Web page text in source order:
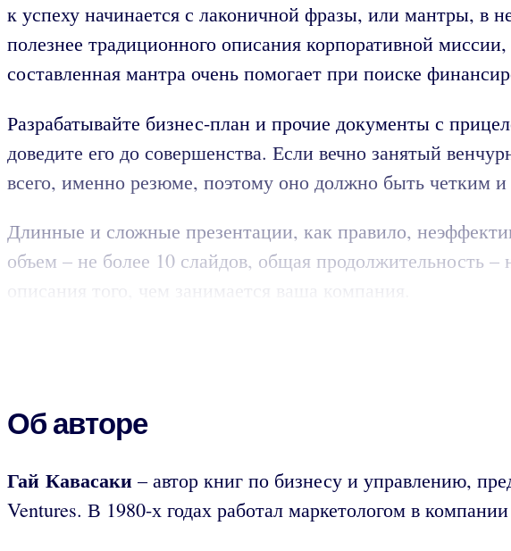
к успеху начинается с лаконичной фразы, или мантры, в
полезнее традиционного описания корпоративной
составленная мантра очень помогает при поиске
Разрабатывайте бизнес-план и прочие документы с
доведите его до совершенства. Если вечно занятый
всего, именно резюме, поэтому оно должно быть четким
Длинные и сложные презентации, как правило,
объем – не более 10 слайдов, общая продолжительность
Об авторе
Гай Кавасаки – автор книг по бизнесу и управлению,
Ventures. В 1980-х годах работал маркетологом в